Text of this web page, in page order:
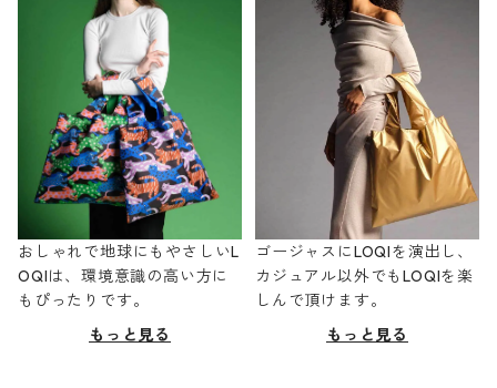
おしゃれで地球にもやさしいL
OQIは、環境意識の高い方に
もぴったりです。
もっと見る
ゴージャスにLOQIを演出し、
カジュアル以外でもLOQIを楽
しんで頂けます。
もっと見る